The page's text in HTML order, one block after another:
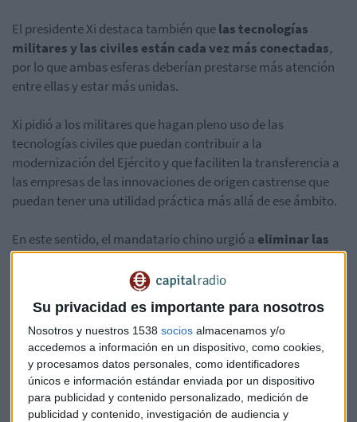
Su privacidad es importante para nosotros
Nosotros y nuestros 1538 socios almacenamos y/o
accedemos a información en un dispositivo, como cookies,
y procesamos datos personales, como identificadores
únicos e información estándar enviada por un dispositivo
para publicidad y contenido personalizado, medición de
publicidad y contenido, investigación de audiencia y
El presidente Xi destaca también quelas tecnologías
militares y las civiles están cada vez más conectadas,
por lo que ambas esferas deberían prestarse más atención
entre ellas y estar más unidas.
Xi pidió a los militares que hagan pleno uso de las
tecnologías civiles que puedan contribuir a la
modernización del Ejército y que faciliten la transferencia a
las empresas de las innovaciones de origen castrense que
puedan tener una utilidad práctica más allá de ese ámbito.
En este sentido, el mandatario chino urgió a eliminar las
barreras institucionalesy los grupos de interés que frenen
esa integración civil-militar.
Hace dos años que Xi puso en marcha unplan para
modernizar el ejército y reducir en 300.000 sus
efectivoshasta los 2 millones de soldados a final de año.
Según la prensa el cuerpo destinado a proteger los intereses
chinos en el extranjero pasará de 20.000 a más de 100.000
efectivos este año.